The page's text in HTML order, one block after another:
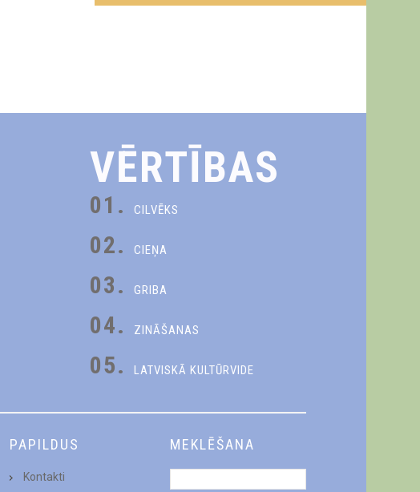
VĒRTĪBAS
01. CILVĒKS
02. CIEŅA
03. GRIBA
04. ZINĀŠANAS
05. LATVISKĀ KULTŪRVIDE
PAPILDUS
Kontakti
MEKLĒŠANA